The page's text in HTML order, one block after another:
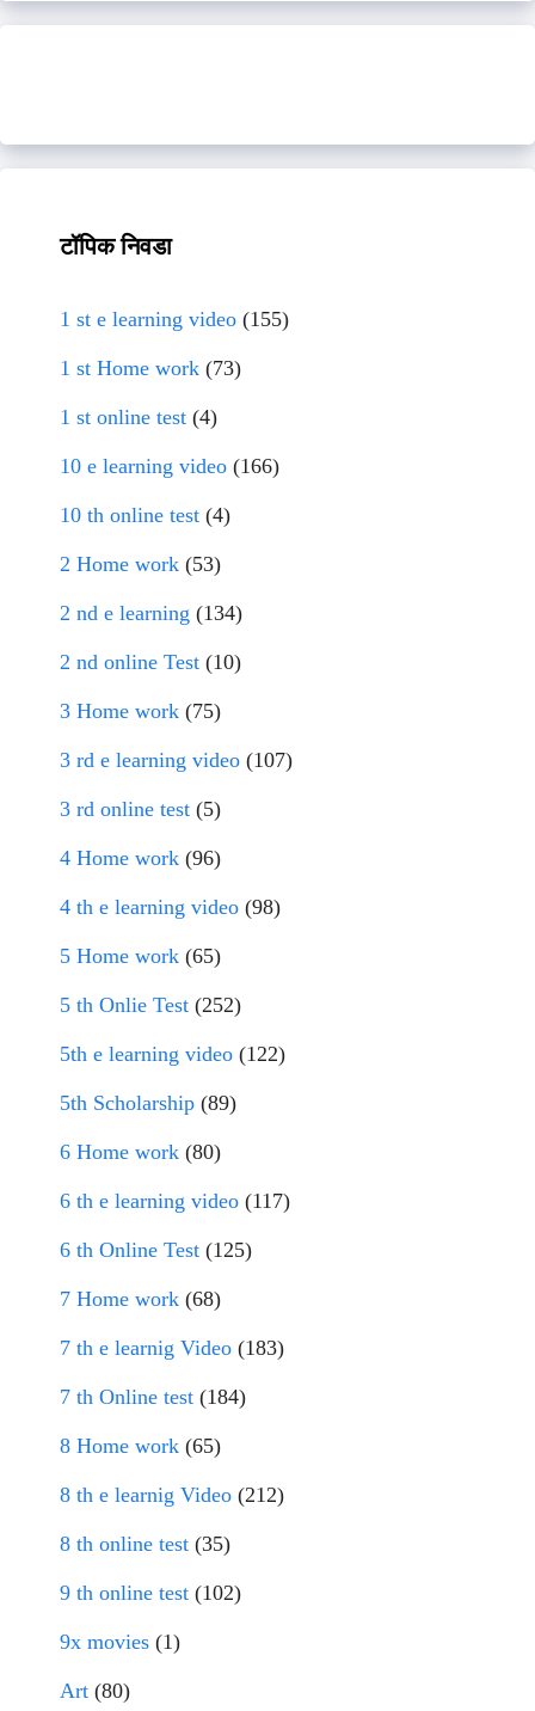
टॉपिक निवडा
1 st e learning video (155)
1 st Home work (73)
1 st online test (4)
10 e learning video (166)
10 th online test (4)
2 Home work (53)
2 nd e learning (134)
2 nd online Test (10)
3 Home work (75)
3 rd e learning video (107)
3 rd online test (5)
4 Home work (96)
4 th e learning video (98)
5 Home work (65)
5 th Onlie Test (252)
5th e learning video (122)
5th Scholarship (89)
6 Home work (80)
6 th e learning video (117)
6 th Online Test (125)
7 Home work (68)
7 th e learnig Video (183)
7 th Online test (184)
8 Home work (65)
8 th e learnig Video (212)
8 th online test (35)
9 th online test (102)
9x movies (1)
Art (80)